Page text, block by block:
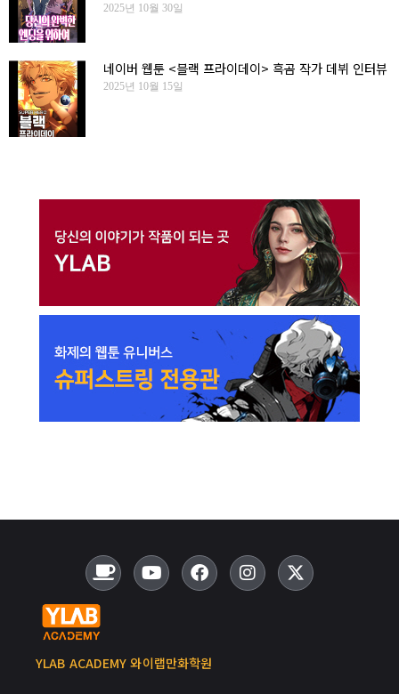
2025년 10월 30일
네이버 웹툰 <블랙 프라이데이> 흑곰 작가 데뷔 인터뷰
2025년 10월 15일
YLAB ACADEMY 와이랩만화학원